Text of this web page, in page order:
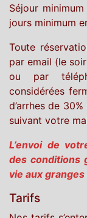
Séjour
jours minimum
Toute
par email (le
ou par
considérées
d’arrhes de
suivant votre
L’envoi de
des conditions
vie aux granges
Tarifs